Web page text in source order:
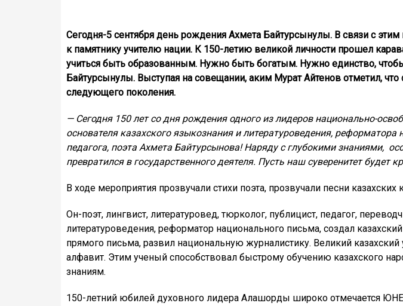
Сегодня-5 сентября день рождения Ахмета Байтурсынулы. В связи с
к памятнику учителю нации. К 150-летию великой личности прошел
учиться быть образованным. Нужно быть богатым. Нужно единство,
Байтурсынулы. Выступая на совещании, аким Мурат Айтенов отметил,
следующего поколения.
— Сегодня 150 лет со дня рождения одного из лидеров национально-
основателя казахского языкознания и литературоведения,
педагога, поэта Ахмета Байтурсынова! Наряду с глубокими знаниями,
превратился в государственного деятеля. Пусть наш суверенитет будет
В ходе мероприятия прозвучали стихи поэта, прозвучали песни казахских
Он-поэт, лингвист, литературовед, тюрколог, публицист, педагог,
литературоведения, реформатор национального письма, создал
прямого письма, развил национальную журналистику. Великий
алфавит. Этим ученый способствовал быстрому обучению казахского
знаниям.
150-летний юбилей духовного лидера Алашорды широко отмечается